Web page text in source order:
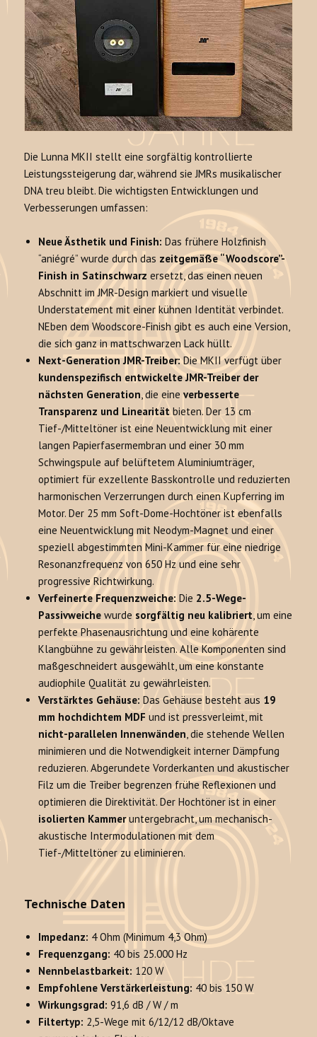
Die Lunna MKII stellt eine sorgfältig kontrollierte
Leistungssteigerung dar, während sie JMRs musikalischer
DNA treu bleibt. Die wichtigsten Entwicklungen und
Verbesserungen umfassen:
Neue Ästhetik und Finish: Das frühere Holzfinish
“aniégré” wurde durch das zeitgemäße “Woodscore”-
Finish in Satinschwarz ersetzt, das einen neuen
Abschnitt im JMR-Design markiert und visuelle
Understatement mit einer kühnen Identität verbindet.
NEben dem Woodscore-Finish gibt es auch eine Version,
die sich ganz in mattschwarzen Lack hüllt.
Next-Generation JMR-Treiber:Die MKII verfügt über
kundenspezifisch entwickelte JMR-Treiber der
nächsten Generation, die eineverbesserte
Transparenz und Linearitätbieten. Der 13 cm
Tief-/Mitteltöner ist eine Neuentwicklung mit einer
langen Papierfasermembran und einer 30 mm
Schwingspule auf belüftetem Aluminiumträger,
optimiert für exzellente Basskontrolle und reduzierten
harmonischen Verzerrungen durch einen Kupferring im
Motor. Der 25 mm Soft-Dome-Hochtöner ist ebenfalls
eine Neuentwicklung mit Neodym-Magnet und einer
speziell abgestimmten Mini-Kammer für eine niedrige
Resonanzfrequenz von 650 Hz und eine sehr
progressive Richtwirkung.
Verfeinerte Frequenzweiche: Die 2.5-Wege-
Passivweiche wurde sorgfältig neu kalibriert, um eine
perfekte Phasenausrichtung und eine kohärente
Klangbühne zu gewährleisten. Alle Komponenten sind
maßgeschneidert ausgewählt, um eine konstante
audiophile Qualität zu gewährleisten.
Verstärktes Gehäuse: Das Gehäuse besteht aus 19
mm hochdichtem MDF und ist pressverleimt, mit
nicht-parallelen Innenwänden, die stehende Wellen
minimieren und die Notwendigkeit interner Dämpfung
reduzieren. Abgerundete Vorderkanten und akustischer
Filz um die Treiber begrenzen frühe Reflexionen und
optimieren die Direktivität. Der Hochtöner ist in einer
isolierten Kammeruntergebracht, um mechanisch-
akustische Intermodulationen mit dem
Tief-/Mitteltöner zu eliminieren.
Technische Daten
Impedanz: 4 Ohm (Minimum 4,3 Ohm)
Frequenzgang: 40 bis 25.000 Hz
Nennbelastbarkeit: 120 W
Empfohlene Verstärkerleistung: 40 bis 150 W
Wirkungsgrad: 91,6 dB / W / m
Filtertyp: 2,5-Wege mit 6/12/12 dB/Oktave